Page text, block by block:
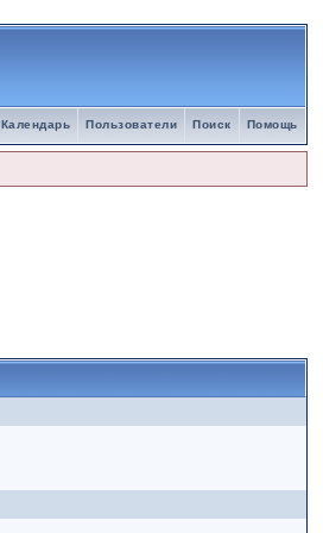
Помощь
Поиск
Пользователи
Календарь